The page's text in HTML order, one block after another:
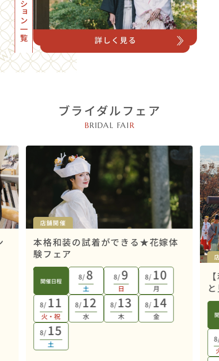
ブライダルフェア
BRIDAL FAI R
店舗開催
本格和装の試着ができる★花嫁体
験フェア
開催日程 8/8
土
8/9
日
8/ 10
月
8/ 11
火・祝
8/12
水
8/13
木
8/ 14
金
8/ 15
土